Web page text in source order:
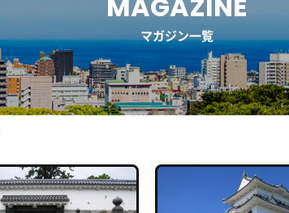
マガジン一覧